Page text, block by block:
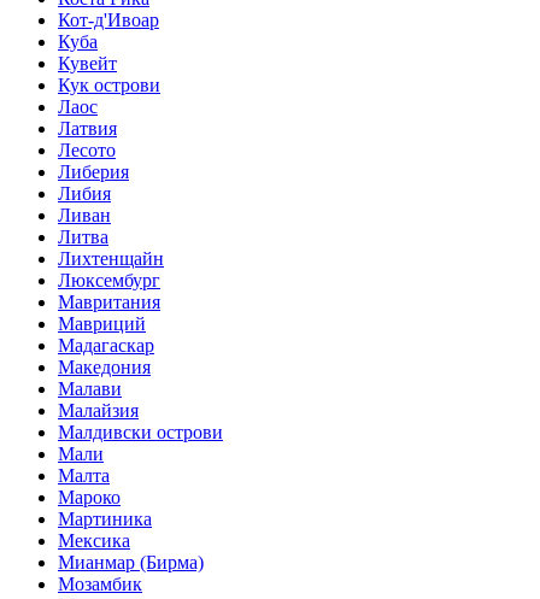
Кот-д'Ивоар
Куба
Кувейт
Кук острови
Лаос
Латвия
Лесото
Либерия
Либия
Ливан
Литва
Лихтенщайн
Люксембург
Мавритания
Мавриций
Мадагаскар
Македония
Малави
Малайзия
Малдивски острови
Мали
Малта
Мароко
Мартиника
Мексика
Мианмар (Бирма)
Мозамбик